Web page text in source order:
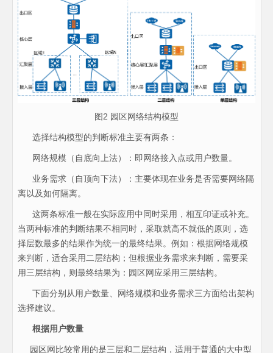
图2 园区网络结构模型
选择结构模型的判断标准主要有两条：
网络规模（自底向上法）：即网络接入点或用户数量。
业务需求（自顶向下法）：主要体现在业务是否需要网络隔
离以及如何隔离。
这两条标准一般在实际应用中同时采用，相互印证或补充。
当两种标准的判断结果不相同时，采取就高不就低的原则，选
择层数最多的结果作为统一的最终结果。例如：根据网络规模
来判断，适合采用二层结构；但根据业务需求来判断，需要采
用三层结构，则最终结果为：园区网应采用三层结构。
下面分别从用户数量、网络规模和业务需求三方面给出架构
选择建议。
根据用户数量
园区网比较常用的是三层和二层结构，适用于普通的大中型